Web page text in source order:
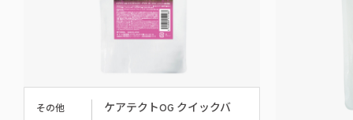
その他
ケアテクトOG クイックバ